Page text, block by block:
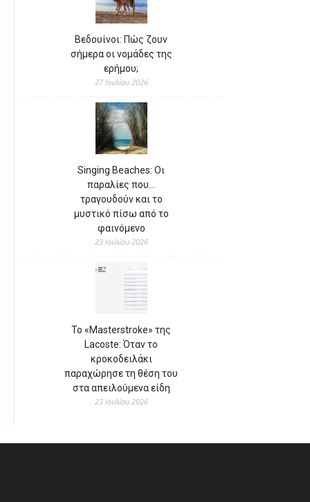
Βεδουίνοι: Πώς ζουν
σήμερα οι νομάδες της
ερήμου;
27 Ιουλίου 2026
Singing Beaches: Οι
παραλίες που…
τραγουδούν και το
μυστικό πίσω από το
φαινόμενο
23 Ιουλίου 2026
Το «Masterstroke» της
Lacoste: Όταν το
κροκοδειλάκι
παραχώρησε τη θέση του
στα απειλούμενα είδη
23 Ιουλίου 2026